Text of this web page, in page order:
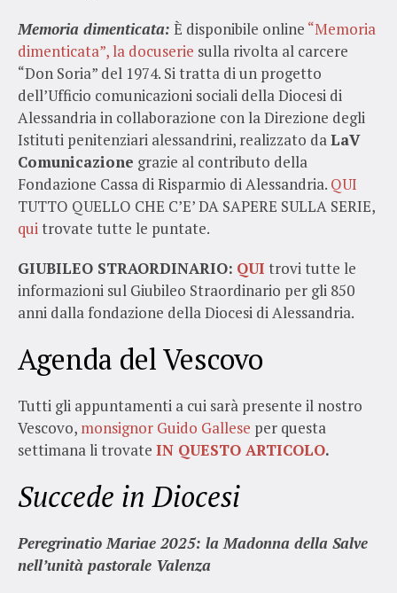
Memoria dimenticata: È disponibile online “Memoria
dimenticata”, la docuserie sulla rivolta al carcere
“Don Soria” del 1974. Si tratta di un progetto
dell’Ufficio comunicazioni sociali della Diocesi di
Alessandria in collaborazione con la Direzione degli
Istituti penitenziari alessandrini, realizzato daLaV
Comunicazione grazie al contributo della
Fondazione Cassa di Risparmio di Alessandria. QUI
TUTTO QUELLO CHE C’E’ DA SAPERE SULLA SERIE,
quitrovate tutte le puntate.
GIUBILEO STRAORDINARIO: QUI trovi tutte le
informazioni sul Giubileo Straordinario per gli 850
anni dalla fondazione della Diocesi di Alessandria.
Agenda del Vescovo
Tutti gli appuntamenti a cui sarà presente il nostro
Vescovo, monsignor Guido Gallese per questa
settimana li trovate IN QUESTO ARTICOLO.
Succede in Diocesi
Peregrinatio Mariae 2025: la Madonna della Salve
nell’unità pastorale Valenza